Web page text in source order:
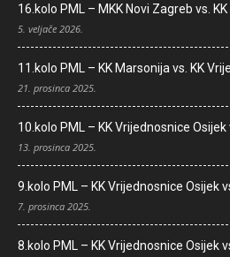
16.kolo PML – MKK Novi Zagreb vs.
5. veljače 2026.
11.kolo PML – KK Marsonija vs. KK
21. prosinca 2025.
10.kolo PML – KK Vrijednosnice Osijek
13. prosinca 2025.
9.kolo PML – KK Vrijednosnice Osijek
7. prosinca 2025.
8.kolo PML – KK Vrijednosnice Osijek